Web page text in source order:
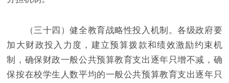
（三十四）健全教育战略性投入机制。各级政府要
加大财政投入力度，建立预算拨款和绩效激励约束机
制，确保财政一般公共预算教育支出逐年只增不减，确
保按在校学生人数平均的一般公共预算教育支出逐年只